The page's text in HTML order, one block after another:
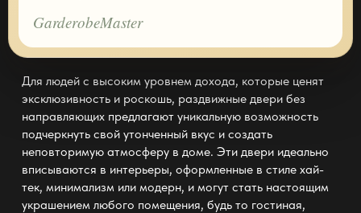
GarderobeMaster
Для людей с высоким уровнем дохода, которые ценят
эксклюзивность и роскошь, раздвижные двери без
направляющих предлагаютуникальную возможность
подчеркнуть свой утонченный вкус и создать
неповторимую атмосферу в доме. Эти двери идеально
вписываются в интерьеры, оформленные в стиле хай-
тек, минимализм или модерн, и могут стать настоящим
украшением любого помещения, будь то гостиная,